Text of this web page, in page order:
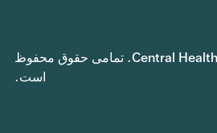
کپی‌رایت © 2026 Central Health. تمامی حقوق محفوظ
است.